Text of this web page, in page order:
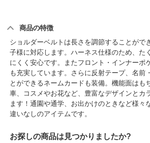
商品の特徴
ショルダーベルトは長さを調節することがで
子様に対応します。ハーネス仕様のため、た
にくく安心です。またフロント・インナーポ
も充実しています。さらに反射テープ、名前
とができるネームカードも装備。機能面はも
車、コスメやお花など、豊富なデザインとカ
ます！通園や通学、お出かけのときなど様々
違いなしのアイテムです。
お探しの商品は見つかりましたか?